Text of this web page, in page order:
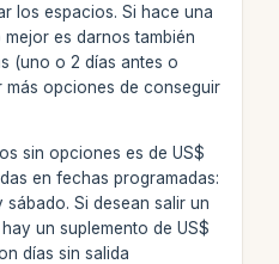
los espacios. Si hace una
es darnos también
(uno o 2 días antes o
más opciones de conseguir
sin opciones es de US$
en fechas programadas:
sábado. Si desean salir un
un suplemento de US$
días sin salida